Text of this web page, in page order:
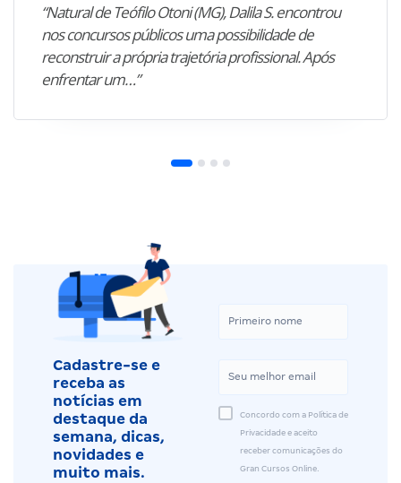
“Natural de Teófilo Otoni (MG), Dalila S. encontrou
nos concursos públicos uma possibilidade de
reconstruir a própria trajetória profissional. Após
enfrentar um…”
Cadastre-se e
receba as
notícias em
destaque da
semana, dicas,
novidades e
muito mais.
Concordo com a Política de
Privacidade e aceito
receber comunicações do
Gran Cursos Online.